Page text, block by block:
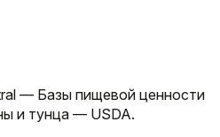
— Базы пищевой ценности
и тунца — USDA.